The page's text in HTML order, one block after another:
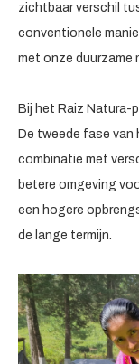
zichtbaar verschil
conventionele
met onze duurzame
Bij het Raiz Natura-
De tweede fase van
combinatie met
betere omgeving
een hogere
de lange termijn.